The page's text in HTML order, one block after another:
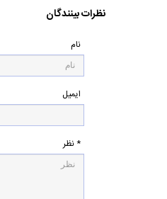
نظرات بینندگان
نام
ایمیل
* نظر